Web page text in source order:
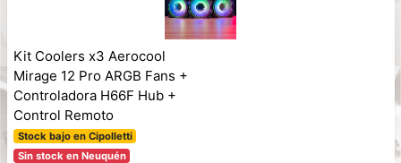
Kit Coolers x3 Aerocool
Mirage 12 Pro ARGB Fans +
Controladora H66F Hub +
Control Remoto
Stock bajo en Cipolletti
Sin stock en Neuquén